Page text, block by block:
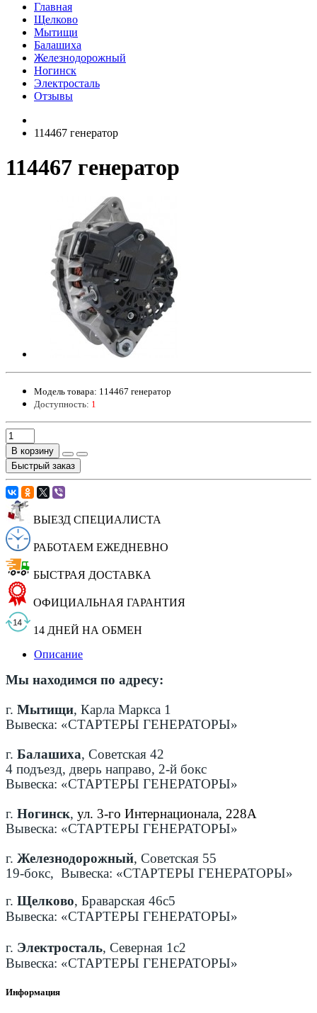
Главная
Щелково
Мытищи
Балашиха
Железнодорожный
Ногинск
Электросталь
Отзывы
114467 генератор
114467 генератор
Модель товара: 114467 генератор
Доступность: 1
В корзину
Быстрый заказ
ВЫЕЗД СПЕЦИАЛИСТА
РАБОТАЕМ ЕЖЕДНЕВНО
БЫСТРАЯ ДОСТАВКА
ОФИЦИАЛЬНАЯ ГАРАНТИЯ
14 ДНЕЙ НА ОБМЕН
Описание
Мы находимся по адресу:
г. Мытищи, Карла Маркса 1
Вывеска: «СТАРТЕРЫ ГЕНЕРАТОРЫ»
г. Балашиха, Советская 42
4 подъезд, дверь направо, 2-й бокс
Вывеска: «СТАРТЕРЫ ГЕНЕРАТОРЫ»
г. Ногинск, ул. 3-го Интернационала, 228А
Вывеска: «СТАРТЕРЫ ГЕНЕРАТОРЫ»
г. Железнодорожный, Советская 55
19-бокс, Вывеска: «СТАРТЕРЫ ГЕНЕРАТОРЫ»
г. Щелково, Браварская 46с5
Вывеска: «СТАРТЕРЫ ГЕНЕРАТОРЫ»
г. Электросталь, Северная 1с2
Вывеска: «СТАРТЕРЫ ГЕНЕРАТОРЫ»
Информация